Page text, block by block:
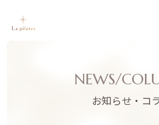
NEWS/
お知らせ・コ